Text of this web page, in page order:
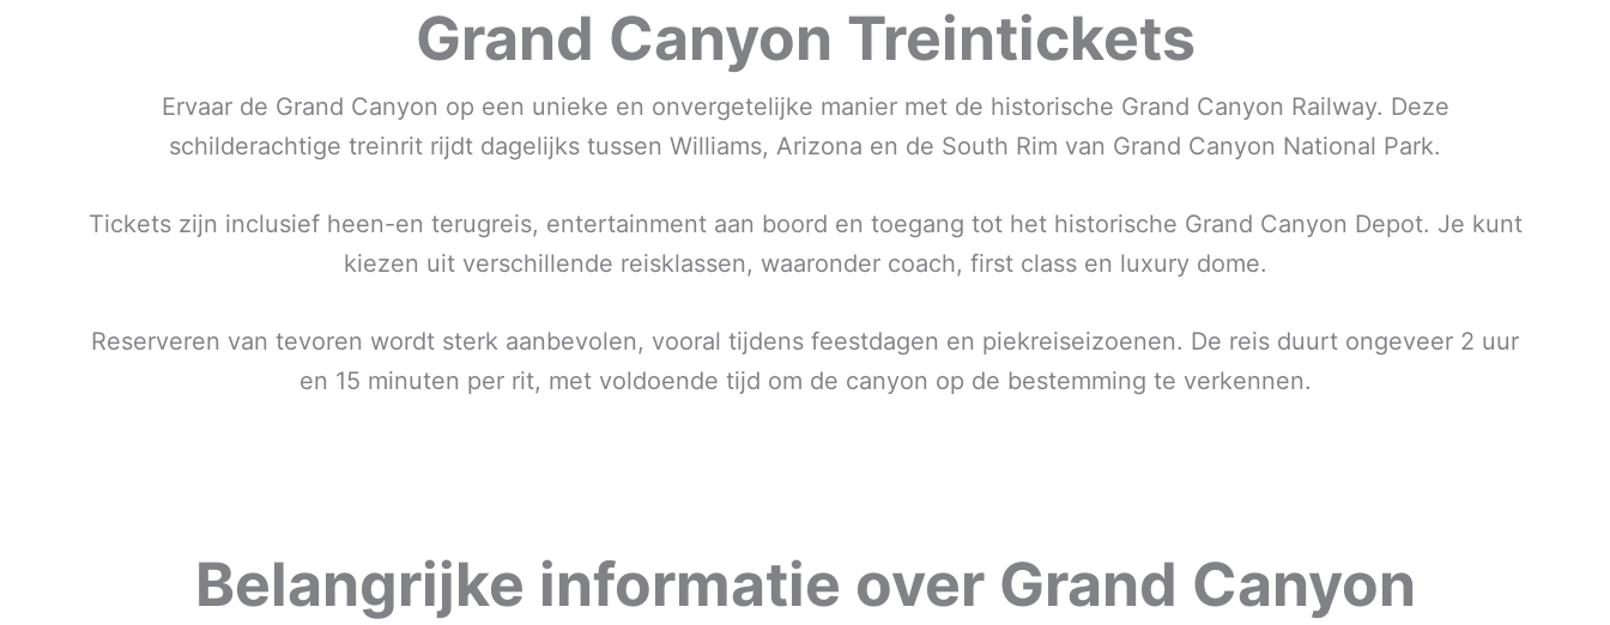
Grand Canyon Treintickets
Ervaar de Grand Canyon op een unieke en onvergetelijke manier met de historische Grand Canyon Railway. Deze
schilderachtige treinrit rijdt dagelijks tussen Williams, Arizona en de South Rim van Grand Canyon National Park.
Tickets zijn inclusief heen-en terugreis, entertainment aan boord en toegang tot het historische Grand Canyon Depot. Je kunt
kiezen uit verschillende reisklassen, waaronder coach, first class en luxury dome.
Reserveren van tevoren wordt sterk aanbevolen, vooral tijdens feestdagen en piekreiseizoenen. De reis duurt ongeveer 2 uur
en 15 minuten per rit, met voldoende tijd om de canyon op de bestemming te verkennen.
Belangrijke informatie over Grand Canyon